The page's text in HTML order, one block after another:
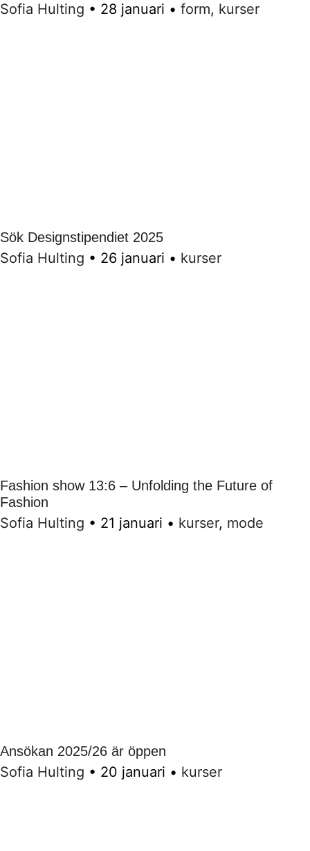
Sofia Hulting • 28 januari • form, kurser
Sök Designstipendiet 2025
Sofia Hulting • 26 januari • kurser
Fashion show 13:6 – Unfolding the Future of
Fashion
Sofia Hulting • 21 januari • kurser, mode
Ansökan 2025/26 är öppen
Sofia Hulting • 20 januari • kurser